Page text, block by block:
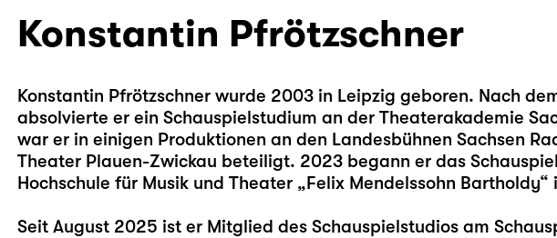
Konstantin Pfrötzschner
Konstantin Pfrötzschner wurde 2003 in Leipzig geboren. Nach
absolvierte er ein Schauspielstudium an der Theaterakademie
war er in einigen Produktionen an den Landesbühnen Sachsen
Theater Plauen-Zwickau beteiligt. 2023 begann er das
Hochschule für Musik und Theater „Felix Mendelssohn Bartholdy“
Seit August 2025 ist er Mitglied des Schauspielstudios am